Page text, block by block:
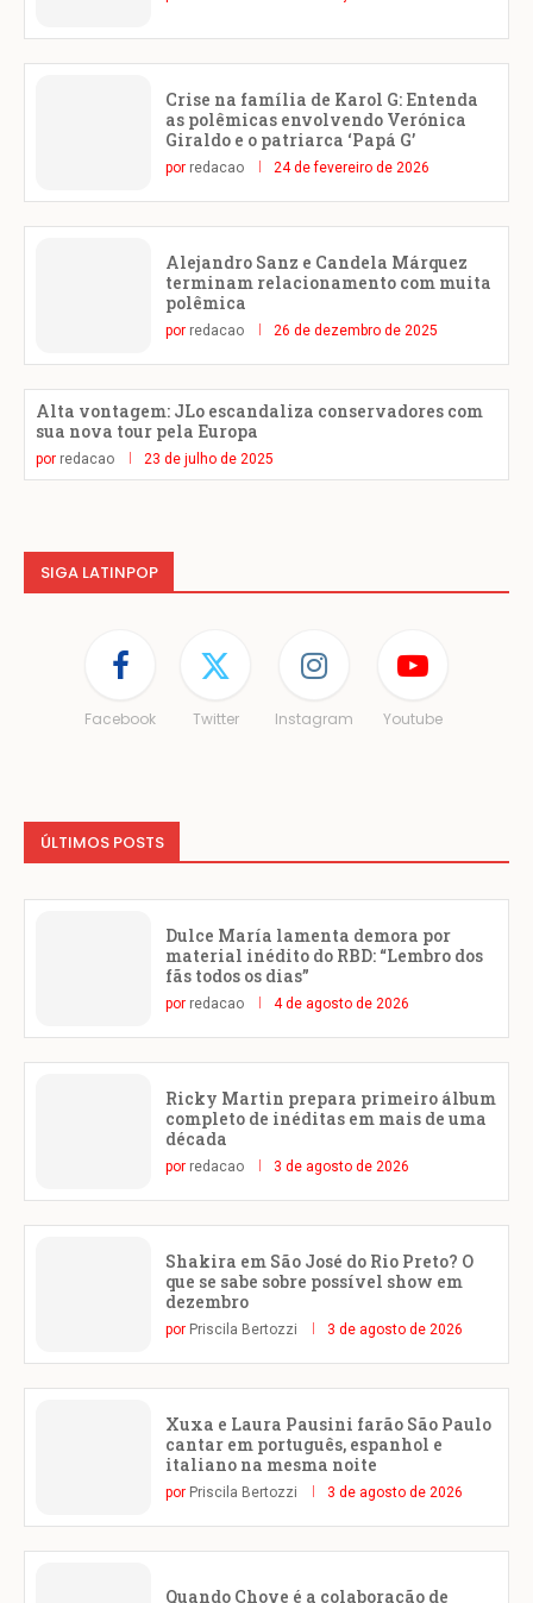
Crise na família de Karol G: Entenda
as polêmicas envolvendo Verónica
Giraldo e o patriarca ‘Papá G’
por redacao 24 de fevereiro de 2026
Alejandro Sanz e Candela Márquez
terminam relacionamento com muita
polêmica
por redacao 26 de dezembro de 2025
Alta vontagem: JLo escandaliza conservadores com
sua nova tour pela Europa
por redacao 23 de julho de 2025
SIGA LATINPOP
Facebook Twitter Instagram Youtube
ÚLTIMOS POSTS
Dulce María lamenta demora por
material inédito do RBD: “Lembro dos
fãs todos os dias”
por redacao 4 de agosto de 2026
Ricky Martin prepara primeiro álbum
completo de inéditas em mais de uma
década
por redacao 3 de agosto de 2026
Shakira em São José do Rio Preto? O
que se sabe sobre possível show em
dezembro
por Priscila Bertozzi 3 de agosto de 2026
Xuxa e Laura Pausini farão São Paulo
cantar em português, espanhol e
italiano na mesma noite
por Priscila Bertozzi 3 de agosto de 2026
Quando Chove é a colaboração de